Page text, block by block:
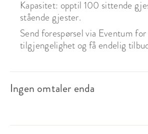
Kapasitet: opptil 100 sittende
stående gjester.
Send forespørsel via Eventum for
tilgjengelighet og få endelig
Ingen omtaler enda